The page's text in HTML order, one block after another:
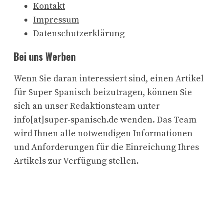
Kontakt
Impressum
Datenschutzerklärung
Bei uns Werben
Wenn Sie daran interessiert sind, einen Artikel
für Super Spanisch beizutragen, können Sie
sich an unser Redaktionsteam unter
info[at]super-spanisch.de wenden. Das Team
wird Ihnen alle notwendigen Informationen
und Anforderungen für die Einreichung Ihres
Artikels zur Verfügung stellen.